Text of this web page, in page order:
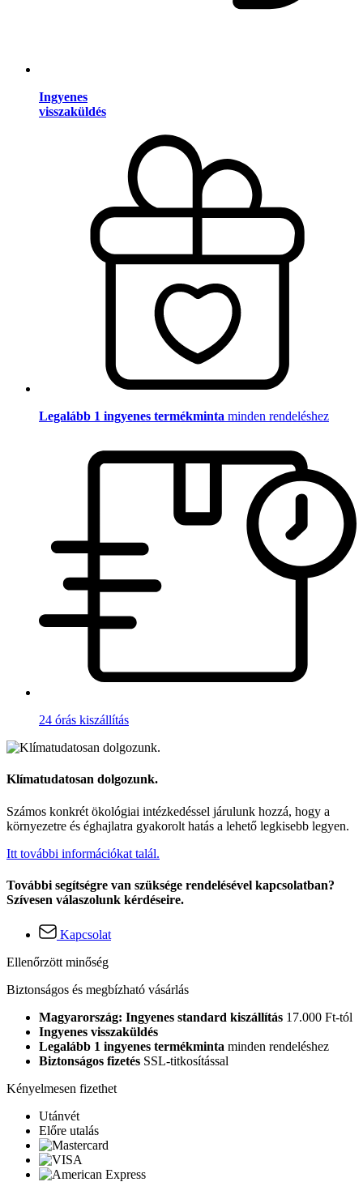
Ingyenes
visszaküldés
Legalább 1 ingyenes termékminta minden rendeléshez
24 órás kiszállítás
Klímatudatosan dolgozunk.
Számos konkrét ökológiai intézkedéssel járulunk hozzá, hogy a
környezetre és éghajlatra gyakorolt hatás a lehető legkisebb legyen.
Itt további információkat talál.
További segítségre van szüksége rendelésével kapcsolatban?
Szívesen válaszolunk kérdéseire.
Kapcsolat
Ellenőrzött minőség
Biztonságos és megbízható vásárlás
Magyarország: Ingyenes standard kiszállítás 17.000 Ft-tól
Ingyenes visszaküldés
Legalább 1 ingyenes termékminta minden rendeléshez
Biztonságos fizetés SSL-titkosítással
Kényelmesen fizethet
Utánvét
Előre utalás